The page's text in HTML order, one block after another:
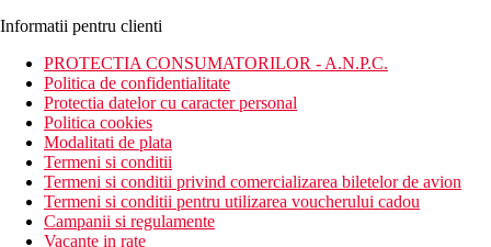
Informatii pentru clienti
PROTECTIA CONSUMATORILOR - A.N.P.C.
Politica de confidentialitate
Protectia datelor cu caracter personal
Politica cookies
Modalitati de plata
Termeni si conditii
Termeni si conditii privind comercializarea biletelor de avion
Termeni si conditii pentru utilizarea voucherului cadou
Campanii si regulamente
Vacante in rate